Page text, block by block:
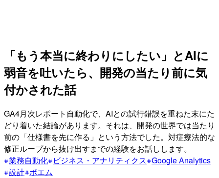
「もう本当に終わりにしたい」とAIに
弱音を吐いたら、開発の当たり前に気
付かされた話
GA4月次レポート自動化で、AIとの試行錯誤を重ねた末にた
どり着いた結論があります。それは、開発の世界では当たり
前の「仕様書を先に作る」という方法でした。対症療法的な
修正ループから抜け出すまでの経験をお話しします。
業務自動化 ビジネス・アナリティクス Google Analytics
設計 ポエム